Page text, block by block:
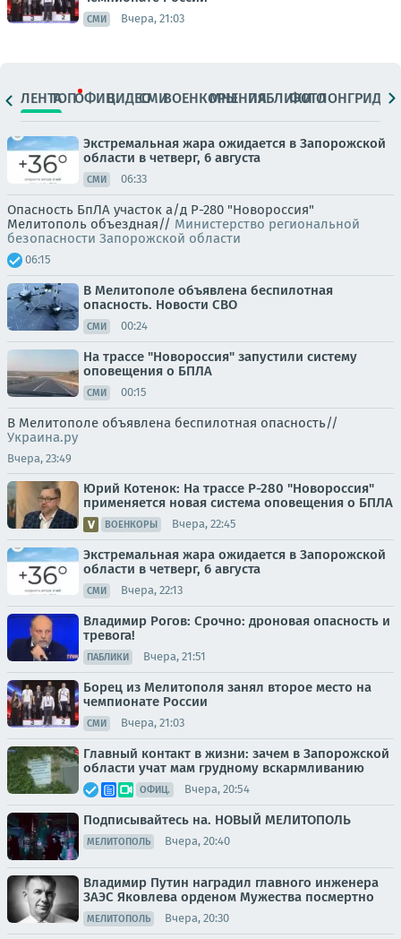
СМИ Вчера, 21:03
ЛЕНТАТОПОФИЦ.ВИДЕОСМИВОЕНКОРЫМНЕНИЯПАБЛИКИ
ФОТОЛОНГРИДЫ
Экстремальная жара ожидается в Запорожской
области в четверг, 6 августа
СМИ 06:33
Опасность БпЛА участок а/д Р-280 "Новороссия"
Мелитополь объездная// Министерство региональной
безопасности Запорожской области
06:15
В Мелитополе объявлена беспилотная
опасность. Новости СВО
СМИ 00:24
На трассе "Новороссия" запустили систему
оповещения о БПЛА
СМИ 00:15
В Мелитополе объявлена беспилотная опасность//
Украина.ру
Вчера, 23:49
Юрий Котенок: На трассе Р-280 "Новороссия"
применяется новая система оповещения о БПЛА
ВОЕНКОРЫ Вчера, 22:45
Экстремальная жара ожидается в Запорожской
области в четверг, 6 августа
СМИ Вчера, 22:13
Владимир Рогов: Срочно: дроновая опасность и
тревога!
ПАБЛИКИ Вчера, 21:51
Борец из Мелитополя занял второе место на
чемпионате России
СМИ Вчера, 21:03
Главный контакт в жизни: зачем в Запорожской
области учат мам грудному вскармливанию
ОФИЦ. Вчера, 20:54
Подписывайтесь на. НОВЫЙ МЕЛИТОПОЛЬ
МЕЛИТОПОЛЬ Вчера, 20:40
Владимир Путин наградил главного инженера
ЗАЭС Яковлева орденом Мужества посмертно
МЕЛИТОПОЛЬ Вчера, 20:30